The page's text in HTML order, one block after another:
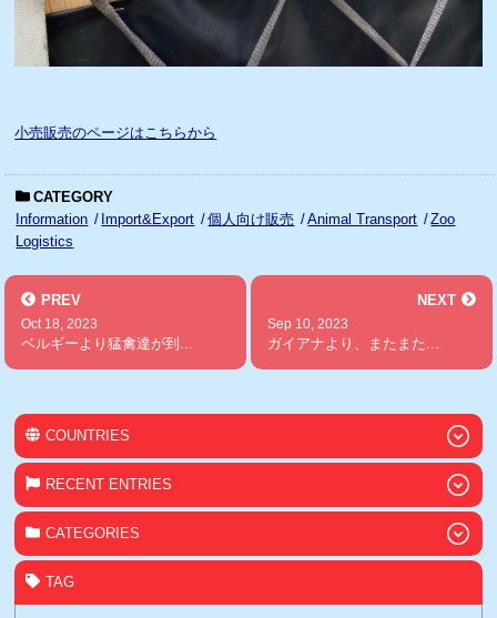
小売販売のページはこちらから
CATEGORY
Information
Import&Export 個人向け販売 Animal Transport
Zoo
Logistics
PREV
Oct 18, 2023
ベルギーより猛禽達が到...
NEXT
Sep 10, 2023
ガイアナより、またまた...
COUNTRIES
RECENT ENTRIES
CATEGORIES
TAG